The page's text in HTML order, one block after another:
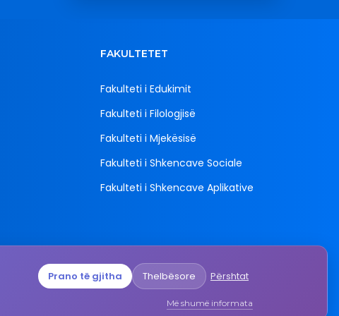
Prano të gjitha Thelbësore Përshtat
Më shumë informata
FAKULTETET
Fakulteti i Edukimit
Fakulteti i Filologjisë
Fakulteti i Mjekësisë
Fakulteti i Shkencave Sociale
Fakulteti i Shkencave Aplikative
Qemali",